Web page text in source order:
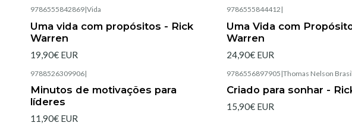
9786555842869|Vida
Uma vida com propósitos - Rick
Warren
19,90€ EUR
9786555844412 |
Uma Vida com
Warren
24,90€ EUR
9788526309906|
Minutos de motivações para
líderes
11,90€ EUR
9786556897905 |Thomas Nelson Brasil
Criado para sonhar -
15,90€ EUR